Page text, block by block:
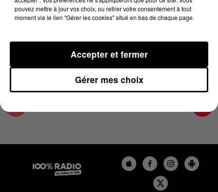
À 13H35
L'agenda du Pays catalan
pouvez mettre à jour vos choix, ou retirer votre consentement à tout
moment via le lien "Gérer les cookies" situé en bas de chaque page.
Gérer mes choix
Accepter et fermer